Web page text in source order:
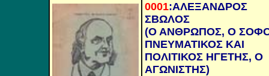
0001:ΑΛΕΞΑΝΔΡΟΣ
ΣΒΩΛΟΣ
(Ο ΑΝΘΡΩΠΟΣ, Ο
ΠΝΕΥΜΑΤΙΚΟΣ ΚΑΙ
ΠΟΛΙΤΙΚΟΣ ΗΓΕΤΗΣ, Ο
ΑΓΩΝΙΣΤΗΣ)